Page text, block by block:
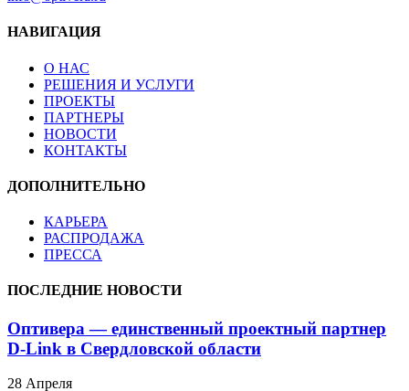
НАВИГАЦИЯ
О НАС
РЕШЕНИЯ И УСЛУГИ
ПРОЕКТЫ
ПАРТНЕРЫ
НОВОСТИ
КОНТАКТЫ
ДОПОЛНИТЕЛЬНО
КАРЬЕРА
РАСПРОДАЖА
ПРЕССА
ПОСЛЕДНИЕ НОВОСТИ
Оптивера — единственный проектный партнер
D-Link в Свердловской области
28 Апреля